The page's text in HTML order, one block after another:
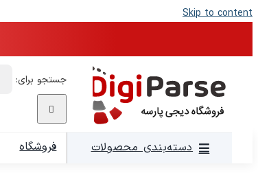
Skip to content
جستجو برای:
دسته‌بندی محصولات فروشگاه